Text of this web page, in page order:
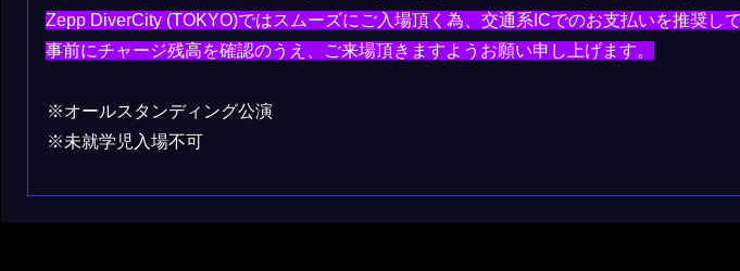
Zepp DiverCity (TOKYO)ではスムーズにご入場頂く為、交通系ICでのお支払いを推奨して
事前にチャージ残高を確認のうえ、ご来場頂きますようお願い申し上げます。
※オールスタンディング公演
※未就学児入場不可